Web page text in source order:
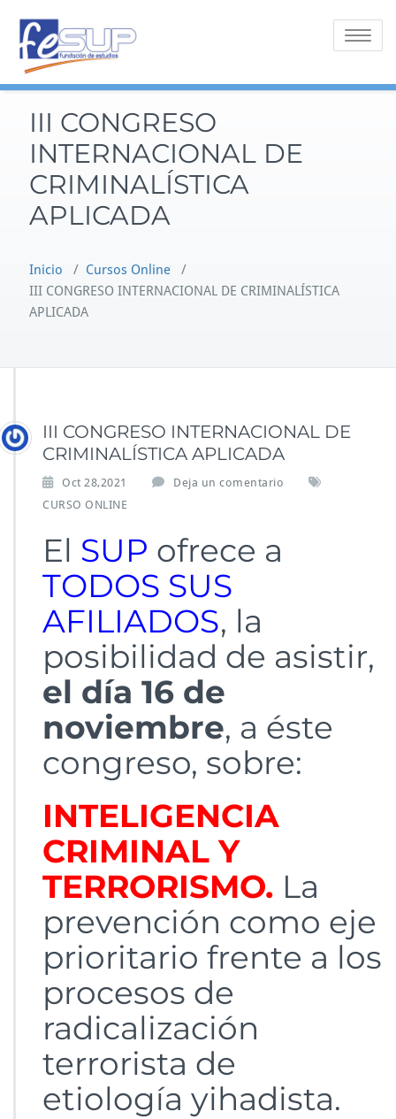
contenido
Alternar
III CONGRESO
INTERNACIONAL DE
CRIMINALÍSTICA
APLICADA
Inicio / Cursos Online /
III CONGRESO INTERNACIONAL DE CRIMINALÍSTICA
APLICADA
III CONGRESO INTERNACIONAL DE
CRIMINALÍSTICA APLICADA
Oct 28,2021
Deja un comentario
CURSO ONLINE
El SUP ofrece a
TODOS SUS
AFILIADOS, la
posibilidad de asistir,
el día 16 de
noviembre, a éste
congreso, sobre:
INTELIGENCIA
CRIMINAL Y
TERRORISMO. La
prevención como eje
prioritario frente a los
procesos de
radicalización
terrorista de
etiología yihadista.